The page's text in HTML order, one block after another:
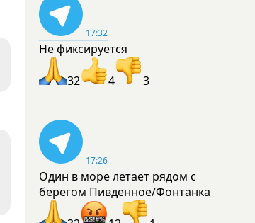
17:32
Не фиксируется
32 4 3
17:26
Один в море летает рядом с
берегом Пивденное/Фонтанка